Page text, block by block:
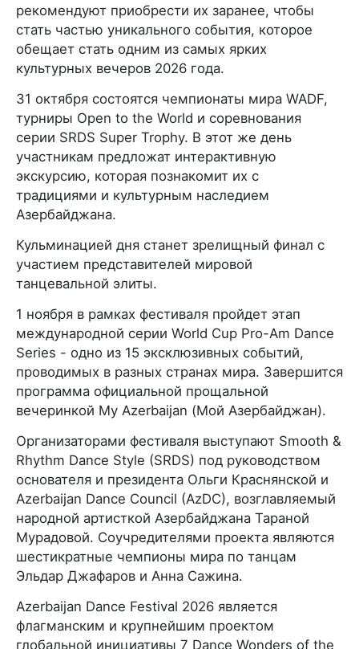
рекомендуют приобрести их заранее, чтобы
стать частью уникального события, которое
обещает стать одним из самых ярких
культурных вечеров 2026 года.
31 октября состоятся чемпионаты мира WADF,
турниры Open to the World и соревнования
серии SRDS Super Trophy. В этот же день
участникам предложат интерактивную
экскурсию, которая познакомит их с
традициями и культурным наследием
Азербайджана.
Кульминацией дня станет зрелищный финал с
участием представителей мировой
танцевальной элиты.
1 ноября в рамках фестиваля пройдет этап
международной серии World Cup Pro-Am Dance
Series - одно из 15 эксклюзивных событий,
проводимых в разных странах мира. Завершится
программа официальной прощальной
вечеринкой My Azerbaijan (Мой Азербайджан).
Организаторами фестиваля выступают Smooth &
Rhythm Dance Style (SRDS) под руководством
основателя и президента Ольги Краснянской и
Azerbaijan Dance Council (AzDC), возглавляемый
народной артисткой Азербайджана Тараной
Мурадовой. Соучредителями проекта являются
шестикратные чемпионы мира по танцам
Эльдар Джафаров и Анна Сажина.
Azerbaijan Dance Festival 2026 является
флагманским и крупнейшим проектом
глобальной инициативы 7 Dance Wonders of the